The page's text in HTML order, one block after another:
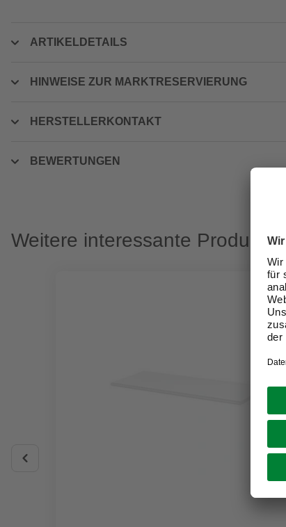
ARTIKELDETAILS
HINWEISE ZUR MARKTRESERVIERUNG
HERSTELLERKONTAKT
BEWERTUNGEN
Weitere interessante Produkte